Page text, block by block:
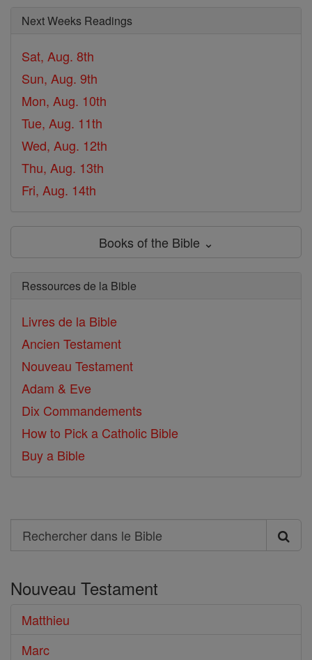
Next Weeks Readings
Sat, Aug. 8th
Sun, Aug. 9th
Mon, Aug. 10th
Tue, Aug. 11th
Wed, Aug. 12th
Thu, Aug. 13th
Fri, Aug. 14th
Books of the Bible ⌄
Ressources de la Bible
Livres de la Bible
Ancien Testament
Nouveau Testament
Adam & Eve
Dix Commandements
How to Pick a Catholic Bible
Buy a Bible
Search
Rechercher
le
Bible
Nouveau Testament
Matthieu
Marc